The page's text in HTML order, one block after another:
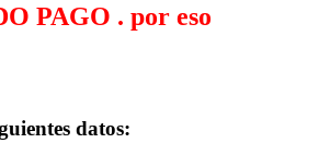
PAGO . por eso
datos: